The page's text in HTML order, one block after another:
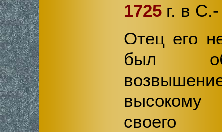
1725г. в С.-
Отец его
был
высокому
своего